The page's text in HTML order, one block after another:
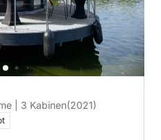
| 3 Kabinen(2021)